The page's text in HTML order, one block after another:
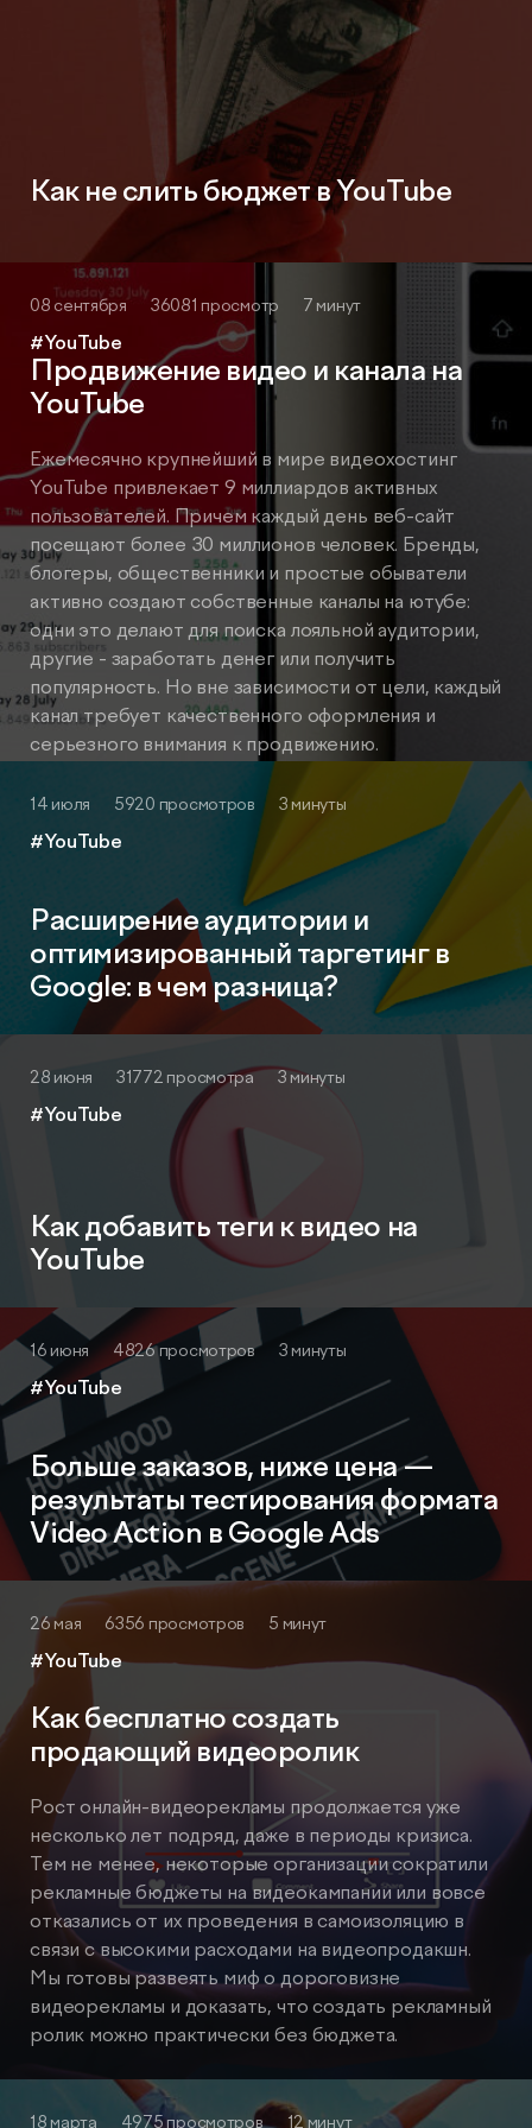
Как не слить бюджет в YouTube
08 сентября 36081 просмотр 7 минут
#YouTube
Продвижение видео и канала на
YouTube
Ежемесячно крупнейший в мире видеохостинг
YouTube привлекает 9 миллиардов активных
пользователей. Причем каждый день веб-сайт
посещают более 30 миллионов человек. Бренды,
блогеры, общественники и простые обыватели
активно создают собственные каналы на ютубе:
одни это делают для поиска лояльной аудитории,
другие - заработать денег или получить
популярность. Но вне зависимости от цели, каждый
канал требует качественного оформления и
серьезного внимания к продвижению.
14 июля 5920 просмотров 3 минуты
#YouTube
Расширение аудитории и
оптимизированный таргетинг в
Google: в чем разница?
28 июня 31772 просмотра 3 минуты
#YouTube
Как добавить теги к видео на
YouTube
16 июня 4826 просмотров 3 минуты
#YouTube
Больше заказов, ниже цена —
результаты тестирования формата
Video Action в Google Ads
26 мая 6356 просмотров 5 минут
#YouTube
Как бесплатно создать
продающий видеоролик
Рост онлайн-видеорекламы продолжается уже
несколько лет подряд, даже в периоды кризиса.
Тем не менее, некоторые организации сократили
рекламные бюджеты на видеокампании или вовсе
отказались от их проведения в самоизоляцию в
связи с высокими расходами на видеопродакшн.
Мы готовы развеять миф о дороговизне
видеорекламы и доказать, что создать рекламный
ролик можно практически без бюджета.
18 марта 4975 просмотров 12 минут